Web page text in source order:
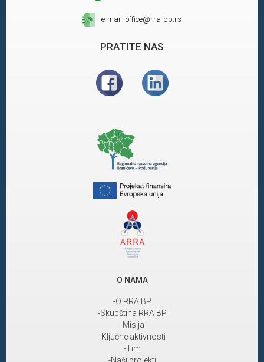
e-mail: office@rra-bp.rs
PRATITE NAS
O NAMA
-O RRA BP
-Skupština RRA BP
-Misija
-Ključne aktivnosti
-Tim
-Naši projekti